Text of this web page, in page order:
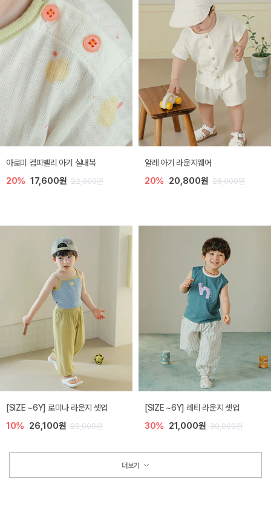
아로미 컴피벨리 아기 실내복
20% 17,600원 22,000원
알레 아기 라운지웨어
20% 20,800원 26,000원
[SIZE ~6Y] 로미나 라운지 셋업
10% 26,100원 29,000원
[SIZE ~6Y] 레티 라운지 셋업
30% 21,000원 30,000원
더보기